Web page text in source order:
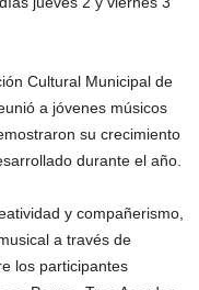
Cultural Municipal de
a jóvenes músicos
su crecimiento
durante el año.
y compañerismo,
a través de
los participantes